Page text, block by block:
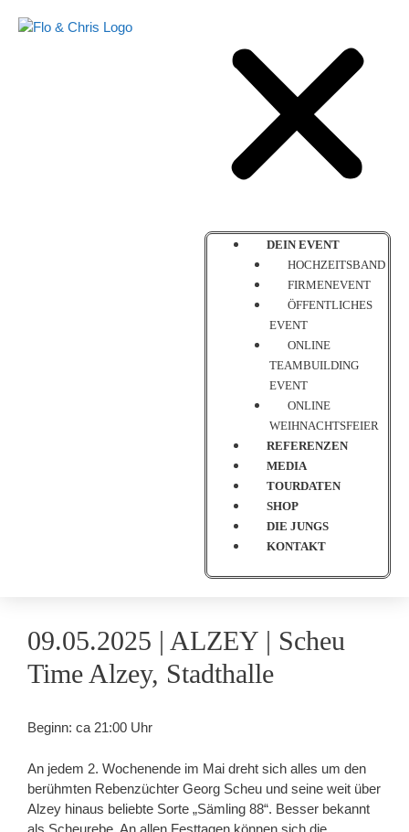
DEIN EVENT
HOCHZEITSBAND
FIRMENEVENT
ÖFFENTLICHES
EVENT
ONLINE
TEAMBUILDING
EVENT
ONLINE
WEIHNACHTSFEIER
REFERENZEN
MEDIA
TOURDATEN
SHOP
DIE JUNGS
KONTAKT
09.05.2025 | ALZEY | Scheu
Time Alzey, Stadthalle
Beginn: ca 21:00 Uhr
An jedem 2. Wochenende im Mai dreht sich alles um den
berühmten Rebenzüchter Georg Scheu und seine weit über
Alzey hinaus beliebte Sorte „Sämling 88“. Besser bekannt
als Scheurebe. An allen Festtagen können sich die